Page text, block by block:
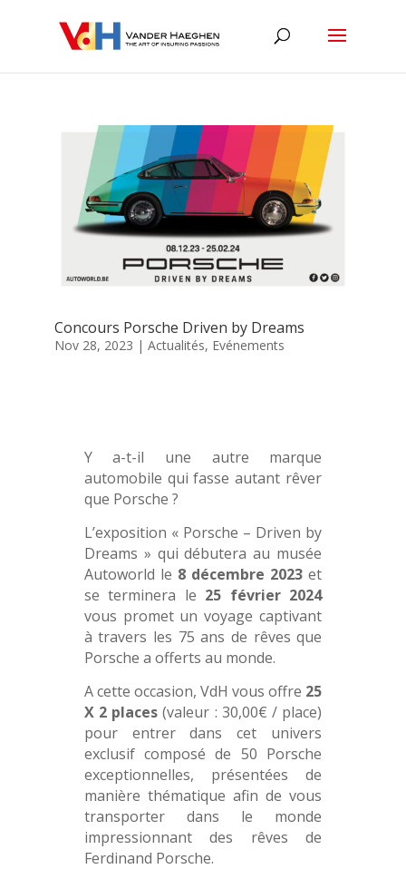
Concours Porsche Driven by Dreams
Nov 28, 2023 | Actualités, Evénements
Y a-t-il une autre marque
automobile qui fasse autant rêver
que Porsche ?
L’exposition « Porsche – Driven by
Dreams » qui débutera au musée
Autoworld le 8 décembre 2023et
se terminera le 25 février 2024
vous promet un voyage captivant
à travers les 75 ans de rêves que
Porsche a offerts au monde.
A cette occasion, VdH vous offre 25
X 2 places (valeur : 30,00€ / place)
pour entrer dans cet univers
exclusif composé de 50 Porsche
exceptionnelles, présentées de
manière thématique afin de vous
transporter dans le monde
impressionnant des rêves de
Ferdinand Porsche.